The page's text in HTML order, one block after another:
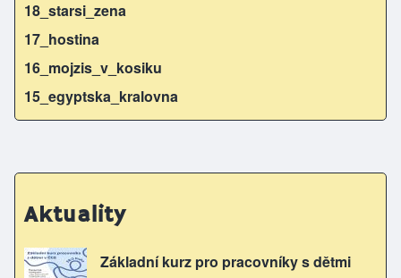
18_starsi_zena
17_hostina
16_mojzis_v_kosiku
15_egyptska_kralovna
Aktuality
Základní kurz pro pracovníky s dětmi